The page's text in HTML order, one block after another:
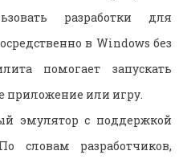
разработки для
в Windows без
помогает запускать
приложение или игру.
эмулятор с поддержкой
словам разработчиков,